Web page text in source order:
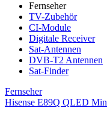
Fernseher
TV-Zubehör
CI-Module
Digitale Receiver
Sat-Antennen
DVB-T2 Antennen
Sat-Finder
Fernseher
Hisense E89Q QLED